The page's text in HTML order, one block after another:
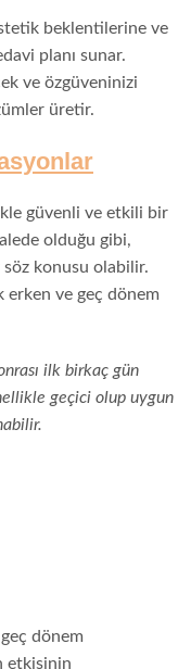
beklentilerine ve
planı sunar.
ve özgüveninizi
üretir.
güvenli ve etkili bir
olduğu gibi,
konusu olabilir.
erken ve geç dönem
ilk birkaç gün
geçici olup uygun
dönem
etkisinin